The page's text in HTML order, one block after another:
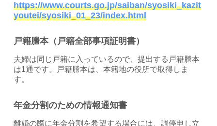
https://www.courts.go.jp/saiban/syosiki_kazit
youtei/syosiki_01_23/index.html
戸籍謄本（戸籍全部事項証明書）
夫婦は同じ戸籍に入っているので、提出する戸籍謄本
は1通です。戸籍謄本は、本籍地の役所で取得しま
す。
年金分割のための情報通知書
離婚の際に年金分割を希望する場合には、調停申し立